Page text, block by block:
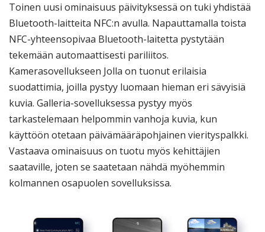
Toinen uusi ominaisuus päivityksessä on tuki yhdistää
Bluetooth-laitteita NFC:n avulla. Napauttamalla toista
NFC-yhteensopivaa Bluetooth-laitetta pystytään
tekemään automaattisesti pariliitos.
Kamerasovellukseen Jolla on tuonut erilaisia
suodattimia, joilla pystyy luomaan hieman eri sävyisiä
kuvia. Galleria-sovelluksessa pystyy myös
tarkastelemaan helpommin vanhoja kuvia, kun
käyttöön otetaan päivämääräpohjainen vierityspalkki.
Vastaava ominaisuus on tuotu myös kehittäjien
saataville, joten se saatetaan nähdä myöhemmin
kolmannen osapuolen sovelluksissa.